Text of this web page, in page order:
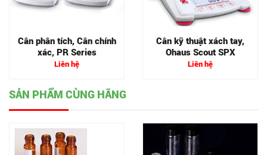
Cân phân tích, Cân chính
xác, PR Series
Liên hệ
Cân kỹ thuật xách tay,
Ohaus Scout SPX
Liên hệ
SẢN PHẨM CÙNG HÃNG